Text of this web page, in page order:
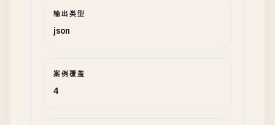
输出类型
json
案例覆盖
4